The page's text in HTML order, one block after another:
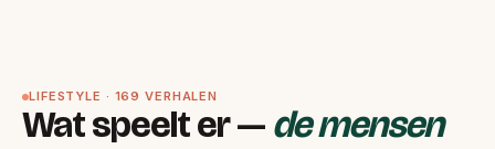
LIFESTYLE · 169 VERHALEN
Wat speelt er —de mensen